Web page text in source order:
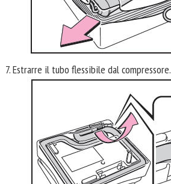
7. Estrarre il tubo flessibile dal compressore.